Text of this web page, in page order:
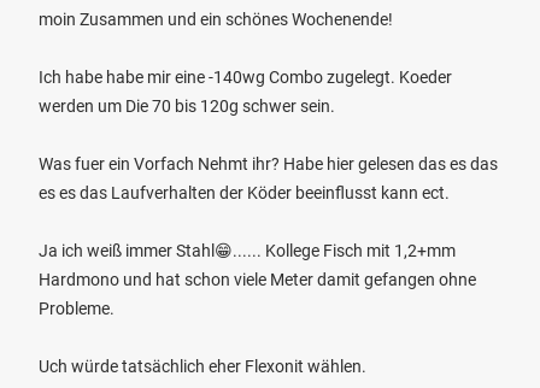
moin Zusammen und ein schönes Wochenende!
Ich habe habe mir eine -140wg Combo zugelegt. Koeder
werden um Die 70 bis 120g schwer sein.
Was fuer ein Vorfach Nehmt ihr? Habe hier gelesen das es das
es es das Laufverhalten der Köder beeinflusst kann ect.
Ja ich weiß immer Stahl😁...... Kollege Fisch mit 1,2+mm
Hardmono und hat schon viele Meter damit gefangen ohne
Probleme.
Uch würde tatsächlich eher Flexonit wählen.